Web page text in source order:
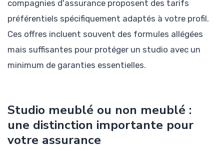
compagnies d'assurance proposent des tarifs
préférentiels spécifiquement adaptés à votre profil.
Ces offres incluent souvent des formules allégées
mais suffisantes pour protéger un studio avec un
minimum de garanties essentielles.
Studio meublé ou non meublé :
une distinction importante pour
votre assurance